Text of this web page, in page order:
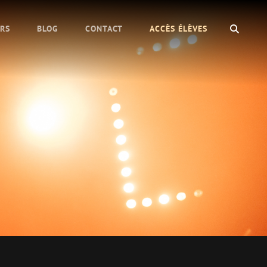
BLOG CONTACT ACCÈS ÉLÈVES